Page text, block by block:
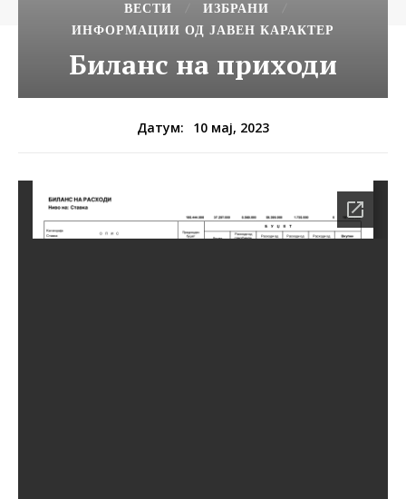
ВЕСТИ
ИЗБРАНИ
ИНФОРМАЦИИ ОД ЈАВЕН КАРАКТЕР
Биланс на приходи
Датум: 10 мај, 2023